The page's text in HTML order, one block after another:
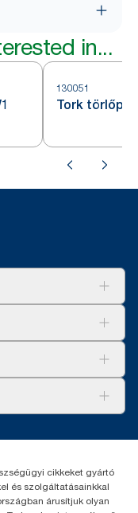
in...
130051
Tork
cikkeket gyártó
és szolgáltatásainkkal
árusítjuk olyan